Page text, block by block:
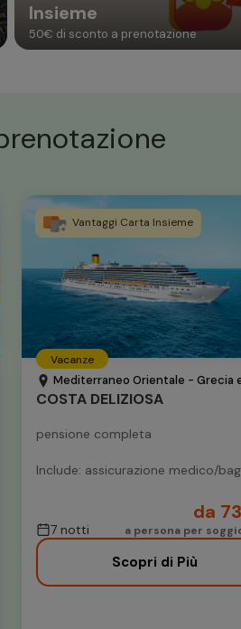
Insieme
50€ di sconto a prenotazione
Vantaggi Carta Insieme
Vacanze
Mediterraneo Orientale - Grecia e
COSTA DELIZIOSA
pensione completa
Include: assicurazione medico/
7 notti
da
a persona per
Scopri di Più